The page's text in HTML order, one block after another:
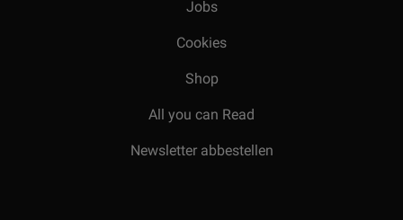
Jobs
Cookies
Shop
All you can Read
Newsletter abbestellen